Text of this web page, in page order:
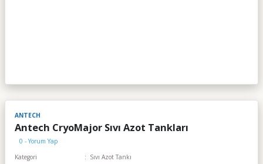
ANTECH
Antech CryoMajor Sıvı Azot Tankları
0 - Yorum Yap
Kategori
Sıvı Azot Tankı